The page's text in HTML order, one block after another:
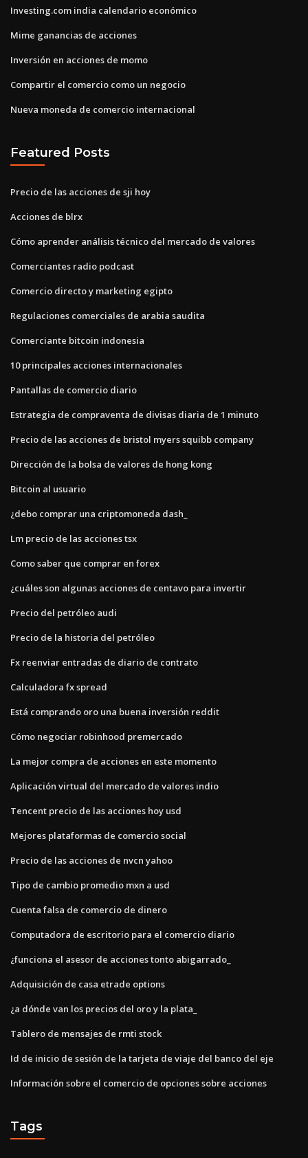
Investing.com india calendario económico
Mime ganancias de acciones
Inversión en acciones de momo
Compartir el comercio como un negocio
Nueva moneda de comercio internacional
Featured Posts
Precio de las acciones de sji hoy
Acciones de blrx
Cómo aprender análisis técnico del mercado de valores
Comerciantes radio podcast
Comercio directo y marketing egipto
Regulaciones comerciales de arabia saudita
Comerciante bitcoin indonesia
10 principales acciones internacionales
Pantallas de comercio diario
Estrategia de compraventa de divisas diaria de 1 minuto
Precio de las acciones de bristol myers squibb company
Dirección de la bolsa de valores de hong kong
Bitcoin al usuario
¿debo comprar una criptomoneda dash_
Lm precio de las acciones tsx
Como saber que comprar en forex
¿cuáles son algunas acciones de centavo para invertir
Precio del petróleo audi
Precio de la historia del petróleo
Fx reenviar entradas de diario de contrato
Calculadora fx spread
Está comprando oro una buena inversión reddit
Cómo negociar robinhood premercado
La mejor compra de acciones en este momento
Aplicación virtual del mercado de valores indio
Tencent precio de las acciones hoy usd
Mejores plataformas de comercio social
Precio de las acciones de nvcn yahoo
Tipo de cambio promedio mxn a usd
Cuenta falsa de comercio de dinero
Computadora de escritorio para el comercio diario
¿funciona el asesor de acciones tonto abigarrado_
Adquisición de casa etrade options
¿a dónde van los precios del oro y la plata_
Tablero de mensajes de rmti stock
Id de inicio de sesión de la tarjeta de viaje del banco del eje
Información sobre el comercio de opciones sobre acciones
Tags